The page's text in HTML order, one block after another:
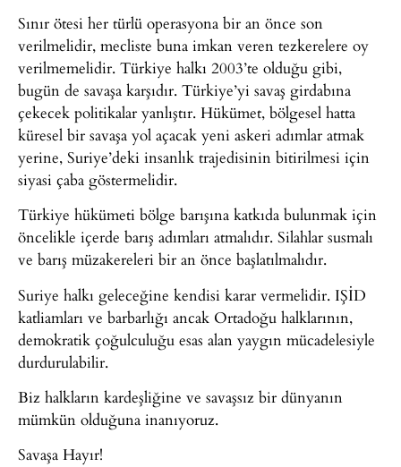
Sınır ötesi her türlü operasyona bir an önce son
verilmelidir, mecliste buna imkan veren tezkerelere oy
verilmemelidir. Türkiye halkı 2003’te olduğu gibi,
bugün de savaşa karşıdır. Türkiye’yi savaş girdabına
çekecek politikalar yanlıştır. Hükümet, bölgesel hatta
küresel bir savaşa yol açacak yeni askeri adımlar atmak
yerine, Suriye’deki insanlık trajedisinin bitirilmesi için
siyasi çaba göstermelidir.
Türkiye hükümeti bölge barışına katkıda bulunmak için
öncelikle içerde barış adımları atmalıdır. Silahlar susmalı
ve barış müzakereleri bir an önce başlatılmalıdır.
Suriye halkı geleceğine kendisi karar vermelidir. IŞİD
katliamları ve barbarlığı ancak Ortadoğu halklarının,
demokratik çoğulculuğu esas alan yaygın mücadelesiyle
durdurulabilir.
Biz halkların kardeşliğine ve savaşsız bir dünyanın
mümkün olduğuna inanıyoruz.
Savaşa Hayır!